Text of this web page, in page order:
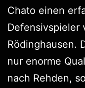
Chato einen
Defensivspieler
Rödinghausen.
nur enorme
nach Rehden,